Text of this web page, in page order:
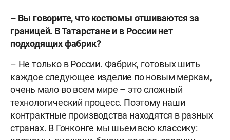
– Вы говорите, что костюмы отшиваются за
границей. В Татарстане и в России нет
подходящих фабрик?
– Не только в России. Фабрик, готовых шить
каждое следующее изделие по новым меркам,
очень мало во всем мире – это сложный
технологический процесс. Поэтому наши
контрактные производства находятся в разных
странах. В Гонконге мы шьем всю классику: